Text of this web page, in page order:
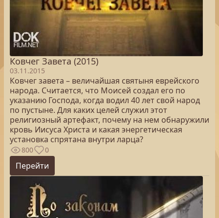
Ковчег Завета (2015)
03.11.2015
Ковчег завета – величайшая святыня еврейского
народа. Считается, что Моисей создал его по
указанию Господа, когда водил 40 лет свой народ
по пустыне. Для каких целей служил этот
религиозный артефакт, почему на нем обнаружили
кровь Иисуса Христа и какая энергетическая
установка спрятана внутри ларца?
800 0
Перейти